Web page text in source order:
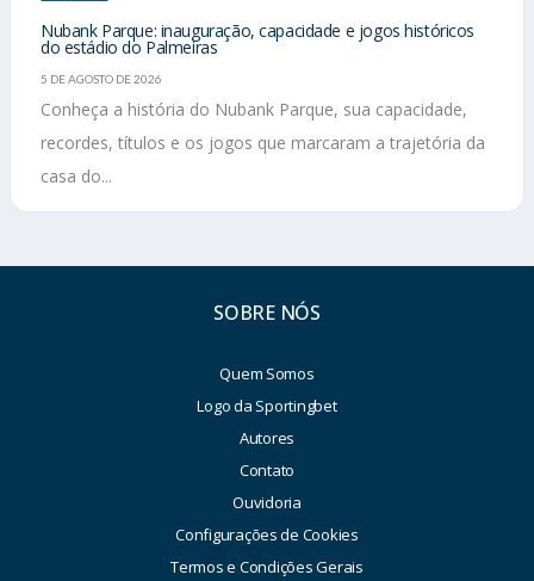
Nubank Parque: inauguração, capacidade e jogos históricos
do estádio do Palmeiras
5 DE AGOSTO DE 2026
Conheça a história do Nubank Parque, sua capacidade,
recordes, títulos e os jogos que marcaram a trajetória da
casa do...
SOBRE NÓS
Quem Somos
Logo da Sportingbet
Autores
Contato
Ouvidoria
Configurações de Cookies
Termos e Condições Gerais